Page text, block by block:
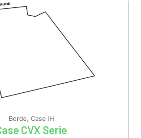
Borde, Case IH
CVX Serie